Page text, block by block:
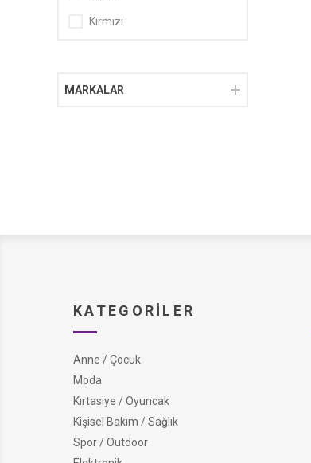
Kırmızı
MARKALAR
KATEGORILER
Anne / Çocuk
Moda
Kırtasiye / Oyuncak
Kişisel Bakım / Sağlık
Spor / Outdoor